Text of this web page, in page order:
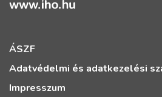
ÁSZF
Adatvédelmi és adatkezelési
Impresszum